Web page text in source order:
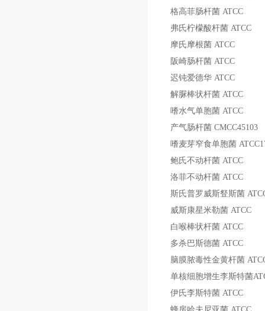
格高菲肠杆菌 ATCC
弗氏柠檬酸杆菌 ATCC
摩氏摩根菌 ATCC
阪崎肠杆菌 ATCC
迟钝爱德华 ATCC
解脲棒状杆菌 ATCC
嗜水气单胞菌 ATCC
产气肠杆菌 CMCC45103
嗜麦芽窄食单胞菌
鲍氏不动杆菌 ATCC
洛菲不动杆菌 ATCC
斯氏普罗威斯豋斯菌
威斯康星米勒菌 ATCC
白喉棒状杆菌 ATCC
多杀巴斯德菌 ATCC
脑膜脓毒性金黄杆菌
单核细胞增生李斯特菌
伊氏李斯特菌 ATCC